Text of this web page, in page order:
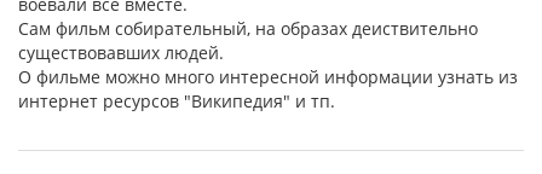
Сам фильм собирательный, на образах деиствительно
существовавших людей.
О фильме можно много интересной информации узнать из
интернет ресурсов "Википедия" и тп.